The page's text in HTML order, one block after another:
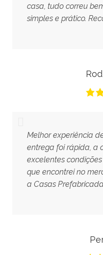
casa, tudo correu
simples e prático.
Melhor experiência
entrega foi rápida, a
excelentes
que encontrei no
a Casas